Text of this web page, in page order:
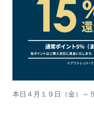
本日４月１９日（金）～